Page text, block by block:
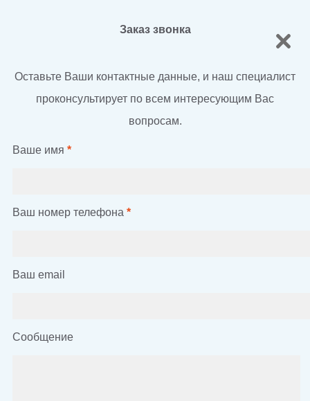
Заказ звонка
Оставьте Ваши контактные данные, и наш специалист
проконсультирует по всем интересующим Вас
вопросам.
Ваше имя *
Ваш номер телефона *
Ваш email
Сообщение